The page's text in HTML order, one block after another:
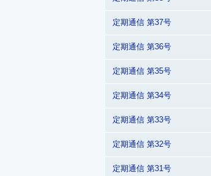
定期通信 第37号
定期通信 第36号
定期通信 第35号
定期通信 第34号
定期通信 第33号
定期通信 第32号
定期通信 第31号